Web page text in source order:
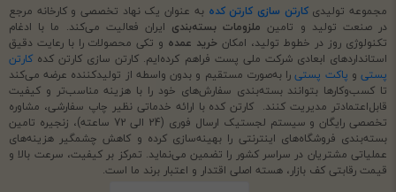
مجموعه تولیدیکارتن سازی کارتن کده به عنوان یک نهاد تخصصی و کارخانه مرجع
در صنعت تولید و تامین ملزومات بسته‌بندی ایران فعالیت می‌کند. ما با ادغام
تکنولوژی روز در خطوط تولید، امکانخرید عمده و تکی محصولات را با رعایت دقیق
استانداردهای ابعادی شرکت ملی پست فراهم کرده‌ایم. کارتن سازی کارتن کده کارتن
پستیو پاکت پستیرا به‌صورت مستقیم و بدون واسطه از تولیدکننده عرضه می‌کند
تا کسب‌وکارها بتوانند بسته‌بندی سفارش‌های خود را با هزینه مناسب‌تر و کیفیت
قابل‌اعتمادتر مدیریت کنند. کارتن کده با ارائه خدماتی نظیر چاپ سفارشی، مشاوره
تخصصی رایگان و سیستم لجستیک ارسال فوری (24 الی 72 ساعته)، زنجیره تامین
بسته‌بندی فروشگاه‌های اینترنتی را بهینه‌سازی کرده و کاهش چشمگیر هزینه‌های
عملیاتی مشتریان در سراسر کشور را تضمین می‌نماید. تمرکز بر کیفیت، سرعت بالا و
قیمت رقابتی کف بازار، هسته اصلی اقتدار و اعتبار برند ما است.